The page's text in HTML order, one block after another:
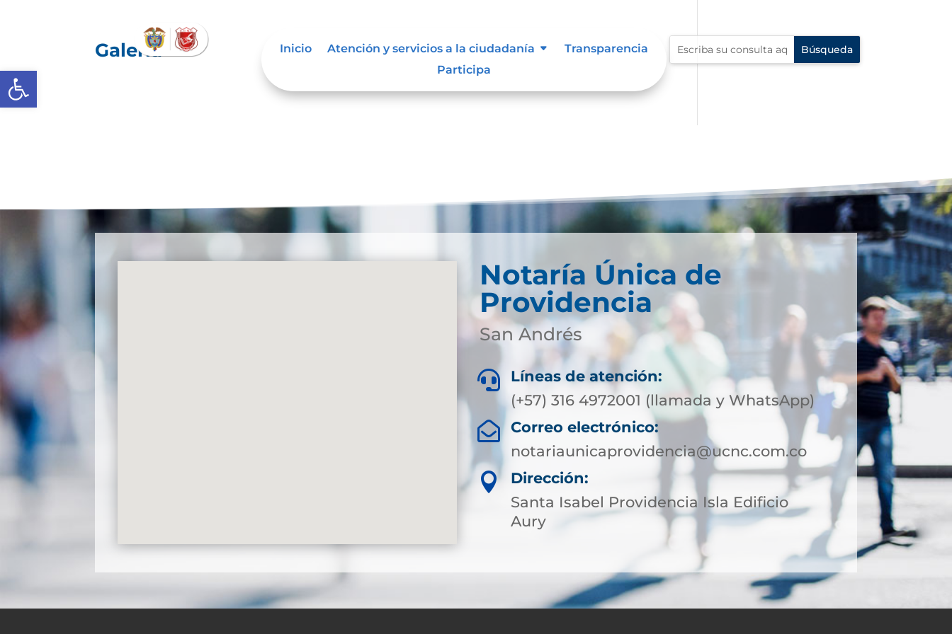
Abrir barra de herramientas
Inicio Atención y servicios a la ciudadanía
Transparencia
Participa
Galería
Notaría Única de
Providencia
San Andrés

Líneas de atención:
(+57) 316 4972001 (llamada y WhatsApp)

Correo electrónico:
notariaunicaprovidencia@ucnc.com.co

Dirección:
Santa Isabel Providencia Isla Edificio
Aury